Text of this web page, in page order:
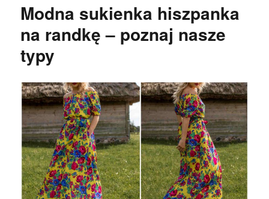
Modna sukienka hiszpanka
na randkę – poznaj nasze
typy